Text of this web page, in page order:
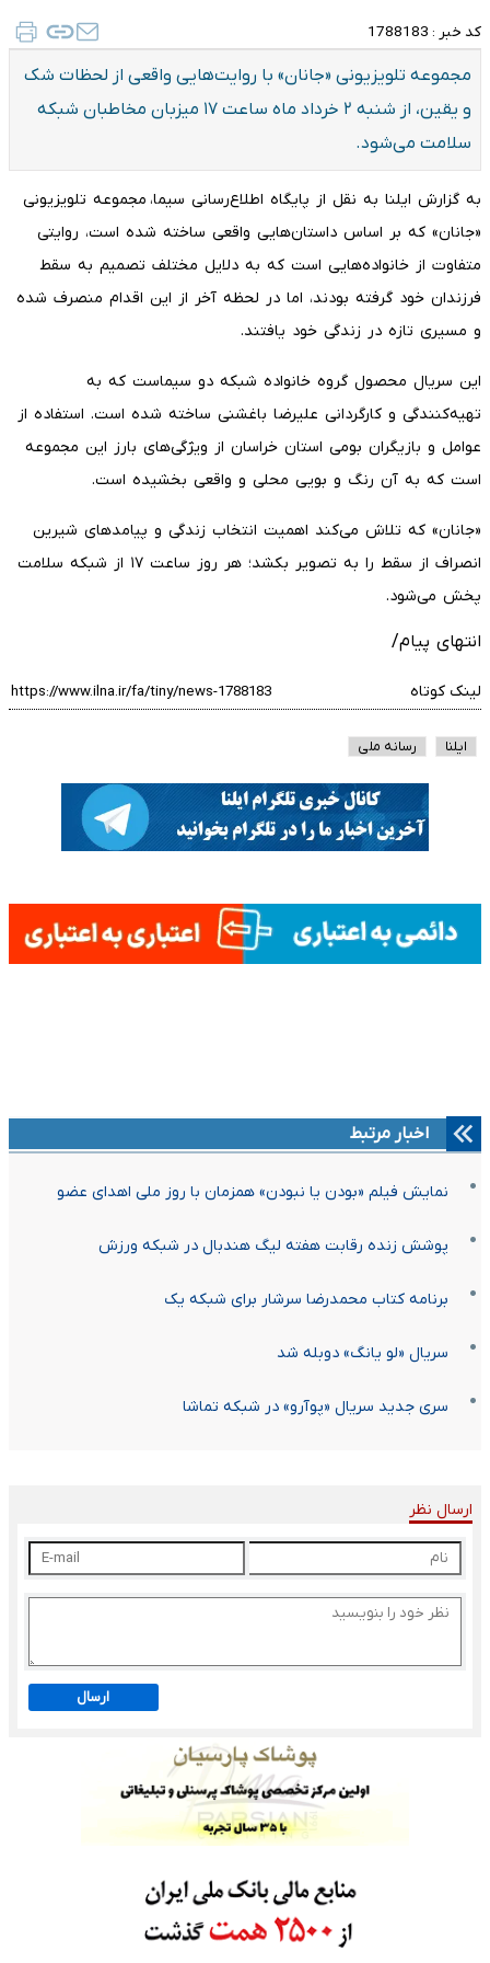
کد خبر : 1788183
مجموعه تلویزیونی «جانان» با روایت‌هایی واقعی از لحظات شک
و یقین، از شنبه ۲ خرداد ماه ساعت ۱۷ میزبان مخاطبان شبکه
سلامت می‌شود.
به گزارش ایلنا به نقل از پایگاه اطلاع‌رسانی سیما، مجموعه تلویزیونی
«جانان» که بر اساس داستان‌هایی واقعی ساخته شده است، روایتی
متفاوت از خانواده‌هایی است که به دلایل مختلف تصمیم به سقط
فرزندان خود گرفته بودند، اما در لحظه آخر از این اقدام منصرف شده
و مسیری تازه در زندگی خود یافتند.
این سریال محصول گروه خانواده شبکه دو سیماست که به
تهیه‌کنندگی و کارگردانی علیرضا باغشنی ساخته شده است. استفاده از
عوامل و بازیگران بومی استان خراسان از ویژگی‌های بارز این مجموعه
است که به آن رنگ و بویی محلی و واقعی بخشیده است.
«جانان» که تلاش می‌کند اهمیت انتخاب زندگی و پیامدهای شیرین
انصراف از سقط را به تصویر بکشد؛ هر روز ساعت ۱۷ از شبکه سلامت
پخش می‌شود.
انتهای پیام/
لینک کوتاه
ایلنا رسانه ملی
اخبار مرتبط
نمایش فیلم «بودن یا نبودن» همزمان با روز ملی اهدای عضو
پوشش زنده رقابت هفته لیگ هندبال در شبکه ورزش
برنامه کتاب محمدرضا سرشار برای شبکه یک
سریال «لو یانگ» دوبله شد
سری جدید سریال «پوآرو» در شبکه تماشا
ارسال نظر
ارسال